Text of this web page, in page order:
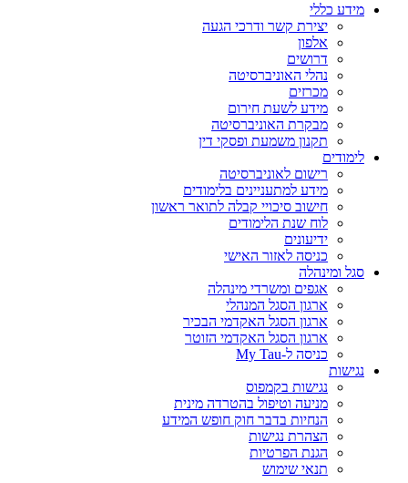
מידע כללי
יצירת קשר ודרכי הגעה
אלפון
דרושים
נהלי האוניברסיטה
מכרזים
מידע לשעת חירום
מבקרת האוניברסיטה
תקנון משמעת ופסקי דין
לימודים
רישום לאוניברסיטה
מידע למתעניינים בלימודים
חישוב סיכויי קבלה לתואר ראשון
לוח שנת הלימודים
ידיעונים
כניסה לאזור האישי
סגל ומינהלה
אגפים ומשרדי מינהלה
ארגון הסגל המנהלי
ארגון הסגל האקדמי הבכיר
ארגון הסגל האקדמי הזוטר
כניסה ל-My Tau
נגישות
נגישות בקמפוס
מניעה וטיפול בהטרדה מינית
הנחיות בדבר חוק חופש המידע
הצהרת נגישות
הגנת הפרטיות
תנאי שימוש